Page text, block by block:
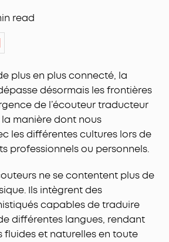
read
plus en plus connecté, la
désormais les frontières
de l’écouteur traducteur
manière dont nous
les différentes cultures lors de
professionnels ou personnels.
ne se contentent plus de
Ils intègrent des
capables de traduire
différentes langues, rendant
fluides et naturelles en toute